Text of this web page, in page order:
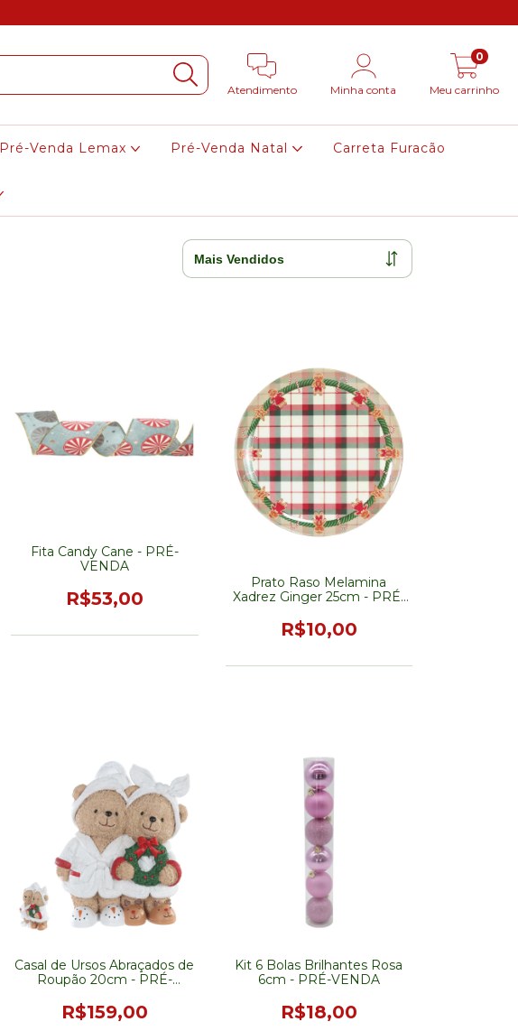
Atendimento Minha conta Meu carrinho
0
Pré-Venda Lemax Pré-Venda Natal Carreta Furacão
Fita Candy Cane - PRÉ-
VENDA
R$53,00
Prato Raso Melamina
Xadrez Ginger 25cm - PRÉ-
R$10,00
Casal de Ursos Abraçados de
Roupão 20cm - PRÉ-
R$159,00
Kit 6 Bolas Brilhantes Rosa
6cm - PRÉ-VENDA
R$18,00